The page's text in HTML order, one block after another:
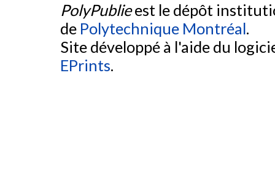
PolyPublieest le dépôt
de Polytechnique Montréal.
Site développé à l'aide du
EPrints.